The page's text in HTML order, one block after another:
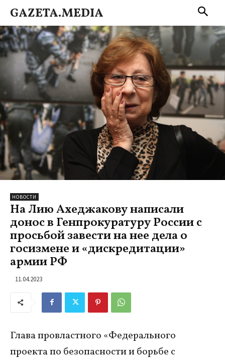
GAZETA.MEDIA
НОВОСТИ
На Лию Ахеджакову написали
донос в Генпрокуратуру России с
просьбой завести на нее дела о
госизмене и «дискредитации»
армии РФ
11.04.2023
Глава провластного «Федерального
проекта по безопасности и борьбе с